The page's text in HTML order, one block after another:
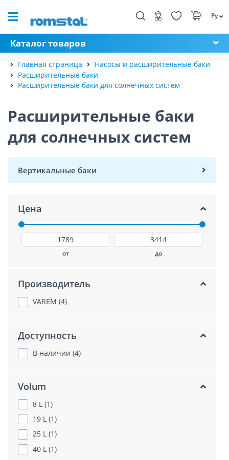
Ру
Каталог товаров
Главная страница
Насосы и расширительные баки
Расширительные баки
Расширительные баки для солнечных систем
Расширительные баки
для солнечных систем
Вертикальные баки
Цена
от до
Производитель
VAREM (4)
Доступность
В наличии (4)
Volum
8 L (1)
19 L (1)
25 L (1)
40 L (1)